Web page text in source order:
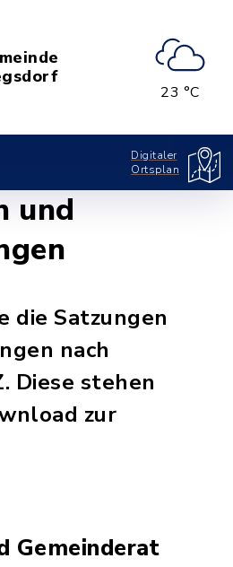
23 °C
Digitaler
Ortsplan
und
die Satzungen
nach
Diese stehen
zur
Gemeinderat